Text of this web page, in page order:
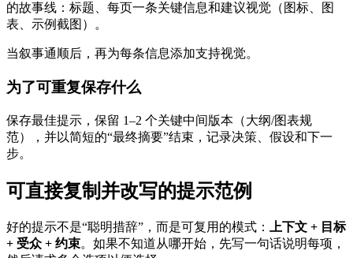
的故事线：标题、每页一条关键信息和建议视觉（图标、图
表、示例截图）。
当叙事通顺后，再为每条信息添加支持视觉。
为了可重复保存什么
保存最佳提示，保留 1–2 个关键中间版本（大纲/图表规
范），并以简短的“最终摘要”结束，记录决策、假设和下一
步。
可直接复制并改写的提示范例
好的提示不是“聪明措辞”，而是可复用的模式：
上下文 + 目标
+ 受众 + 约束。如果不知道从哪开始，先写一句话说明每项，